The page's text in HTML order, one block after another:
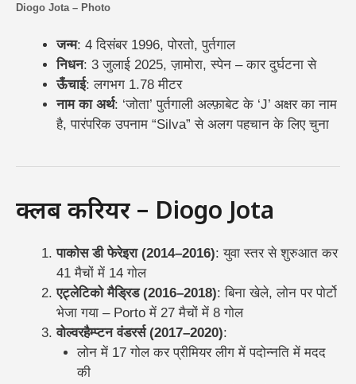
Diogo Jota – Photo
जन्म: 4 दिसंबर 1996, पोरतो, पुर्तगाल
निधन: 3 जुलाई 2025, ज़ामोरा, स्पेन – कार दुर्घटना से
ऊँचाई: लगभग 1.78 मीटर
नाम का अर्थ: ‘जोता’ पुर्तगाली अल्फ़ाबेट के ‘J’ अक्षर का नाम
है, पारंपरिक उपनाम “Silva” से अलग पहचान के लिए चुना
क्लब करियर – Diogo Jota
पाकोस डी फेरेइरा (2014–2016): युवा स्तर से शुरुआत कर
41 मैचों में 14 गोल
एट्लेटिको मैड्रिड (2016–2018): बिना खेले, लोन पर पोर्टो
भेजा गया – Porto में 27 मैचों में 8 गोल
वोल्वरहैम्प्टन वंडरर्स (2017–2020):
लोन में 17 गोल कर प्रीमियर लीग में पदोन्नति में मदद
की